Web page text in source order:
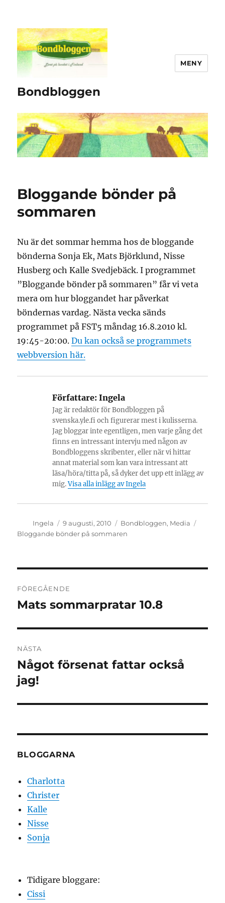
Bondbloggen
MENY
Bloggande bönder på
sommaren
Nu är det sommar hemma hos de bloggande
bönderna Sonja Ek, Mats Björklund, Nisse
Husberg och Kalle Svedjebäck. I programmet
”Bloggande bönder på sommaren” får vi veta
mera om hur bloggandet har påverkat
böndernas vardag. Nästa vecka sänds
programmet på FST5 måndag 16.8.2010 kl.
19:45-20:00.Du kan också se programmets
webbversion här.
Författare: Ingela
Jag är redaktör för Bondbloggen på
svenska.yle.fi och figurerar mest i kulisserna.
Jag bloggar inte egentligen, men varje gång det
finns en intressant intervju med någon av
Bondbloggens skribenter, eller när vi hittar
annat material som kan vara intressant att
läsa/höra/titta på, så dyker det upp ett inlägg av
mig.Visa alla inlägg av Ingela
Författare
Ingela
Publicerat
den
9 augusti, 2010 Kategorier
Bondbloggen, Media
Bloggande bönder på sommaren
FÖREGÅENDE
Föregående
Mats sommarpratar 10.8
NÄSTA
Nästa
inlägg:
Något försenat fattar också
jag!
BLOGGARNA
Charlotta
Christer
Kalle
Nisse
Sonja
Tidigare bloggare:
Cissi